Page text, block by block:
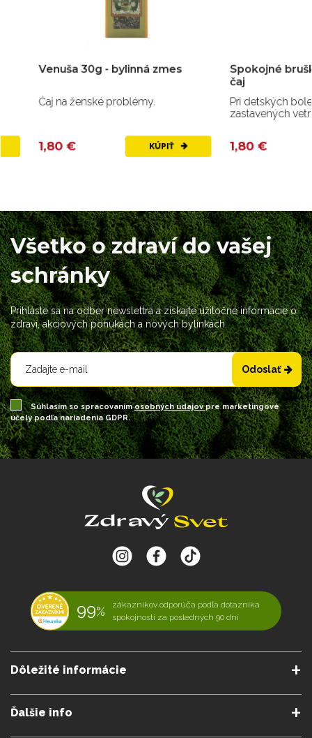
Venuša 30g - bylinná zmes
Čaj na ženské problémy.
1,80 €
Spokojné bruško
Pri detských
zastavených vetroch.
1,80 €
Všetko o zdraví do vašej
schránky
Prihláste sa na odber newslettra a získajte užitočné informácie o
zdraví, akciových ponukách a nových bylinkách.
Odoslať
Súhlasím so spracovanímosobných údajovpre marketingové
účely podľa nariadenia GDPR.
99%
zákazníkov odporúča podľa dotazníka
spokojnosti za posledných 90 dní
Dôležité informácie
Ďalšie info